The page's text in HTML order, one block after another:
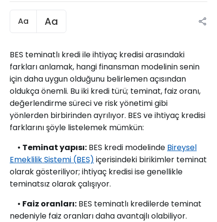
Aa Aa
BES teminatlı kredi ile ihtiyaç kredisi arasındaki
farkları anlamak, hangi finansman modelinin senin
için daha uygun olduğunu belirlemen açısından
oldukça önemli. Bu iki kredi türü; teminat, faiz oranı,
değerlendirme süreci ve risk yönetimi gibi
yönlerden birbirinden ayrılıyor. BES ve ihtiyaç kredisi
farklarını şöyle listelemek mümkün:
⦁ Teminat yapısı: BES kredi modelinde Bireysel
Emeklilik Sistemi (BES) içerisindeki birikimler teminat
olarak gösteriliyor; ihtiyaç kredisi ise genellikle
teminatsız olarak çalışıyor.
⦁ Faiz oranları: BES teminatlı kredilerde teminat
nedeniyle faiz oranları daha avantajlı olabiliyor.